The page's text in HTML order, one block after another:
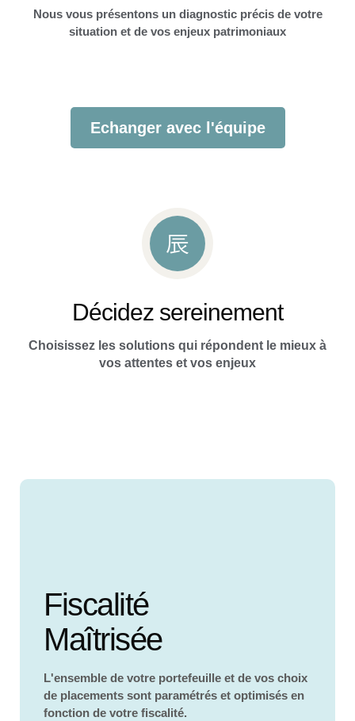
Nous vous présentons un diagnostic précis de votre
situation et de vos enjeux patrimoniaux
Echanger avec l'équipe
Décidez sereinement
Choisissez les solutions qui répondent le mieux à
vos attentes et vos enjeux
Fiscalité
Maîtrisée
L'ensemble de votre portefeuille et de vos choix
de placements sont paramétrés et optimisés en
fonction de votre fiscalité.